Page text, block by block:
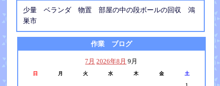
少量 ベランダ 物置 部屋の中の段ボールの回収 鴻
巣市
作業 ブログ
7月 2026年8月 9月
日 月 火 水 木 金 土